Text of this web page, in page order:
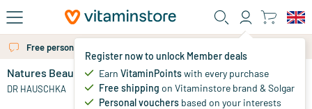
Skip to main content
Register now to unlock Member deals
Earn VitaminPointswith every purchase
Free shipping on Vitaminstore brand & Solgar
Personal vouchers based on your interests
Free personal advice via chat or email
Natures Beauty set
DR HAUSCHKA 25.